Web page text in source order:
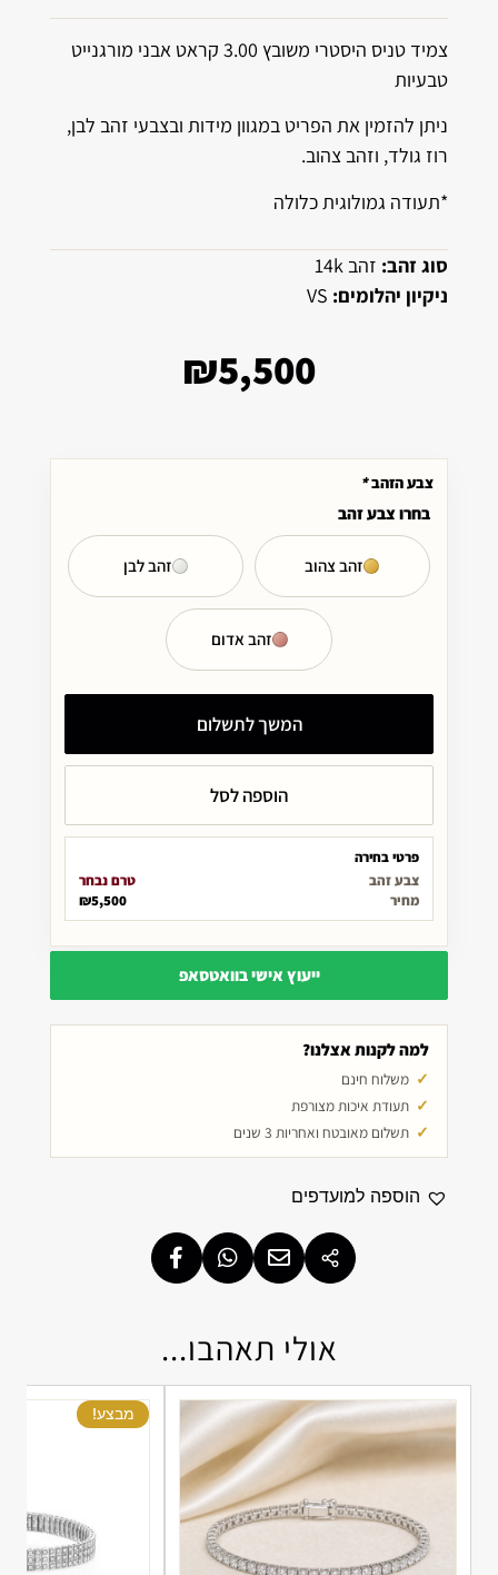
צמיד טניס היסטרי משובץ 3.00 קראט אבני מורגנייט
טבעיות
ניתן להזמין את הפריט במגוון מידות ובצבעי זהב לבן,
רוז גולד, וזהב צהוב.
*תעודה גמולוגית כלולה
סוג זהב: זהב 14k
ניקיון יהלומים: VS
₪5,500
צבע הזהב*
בחרו צבע זהב
זהב צהוב זהב לבן
זהב אדום
פרטי בחירה
צבע זהב
טרם נבחר
מחיר
₪5,500
המשך לתשלום
הוספה לסל
ייעוץ אישי בוואטסאפ
למה לקנות אצלנו?
משלוח חינם
תעודת איכות מצורפת
תשלום מאובטח ואחריות 3 שנים
הוספה למועדפים
אולי תאהבו...
מבצע!